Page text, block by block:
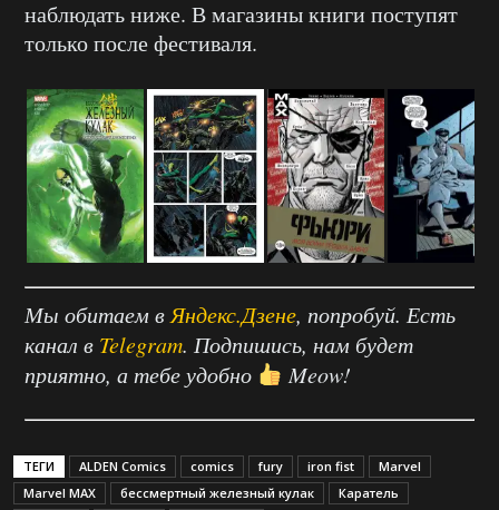
наблюдать ниже. В магазины книги поступят
только после фестиваля.
Мы обитаем вЯндекс.Дзене, попробуй. Есть
канал в Telegram. Подпишись, нам будет
приятно, а тебе удобно
Meow!
ТЕГИ ALDEN Comics comics fury iron fist
Marvel
Marvel MAX
бессмертный железный кулак
Каратель